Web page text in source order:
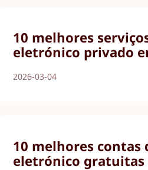
10 melhores
eletrónico privado
2026-03-04
10 melhores contas
eletrónico gratuitas